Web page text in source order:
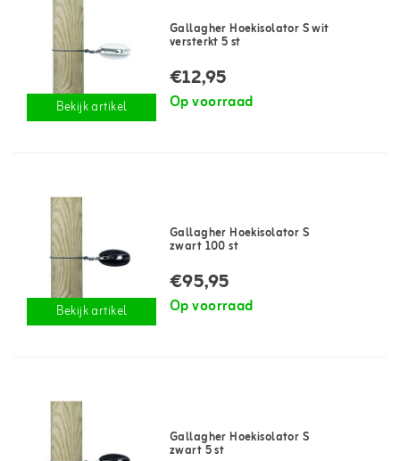
Bekijk artikel
Gallagher Hoekisolator S wit
versterkt 5 st
€12,95
Op voorraad
Bekijk artikel
Gallagher Hoekisolator S
zwart 100 st
€95,95
Op voorraad
Gallagher Hoekisolator S
zwart 5 st